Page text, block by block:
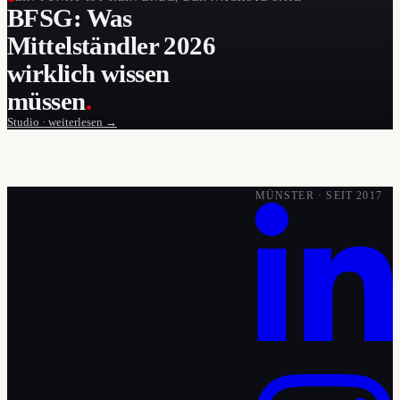
BFSG: Was
Mittelständler 2026
wirklich wissen
müssen.
Studio · weiterlesen →
MÜNSTER · SEIT 2017